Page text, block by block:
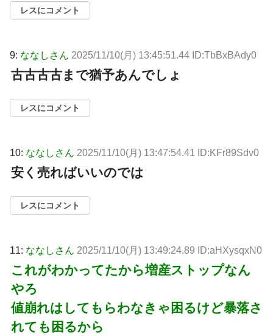
レスにコメント
9: ななしさん 2025/11/10(月) 13:45:51.44 ID:TbBxBAdy0
古古古古まで猶予あんでしょ
レスにコメント
10: ななしさん 2025/11/10(月) 13:47:54.41 ID:KFr89Sdv0
安く売ればいいのでは
レスにコメント
11: ななしさん 2025/11/10(月) 13:49:24.89 ID:aHXysqxN0
これがわかってたから増産ストップなん
やろ
値崩れはしてもらわなきゃ困るけど暴落さ
れても困るから